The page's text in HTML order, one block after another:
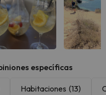
específicas
Habitaciones (13)